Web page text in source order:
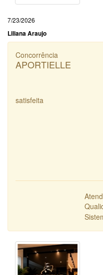
7/23/2026
Liliana Araujo
Concorrência
APORTIELLE
satisfeita